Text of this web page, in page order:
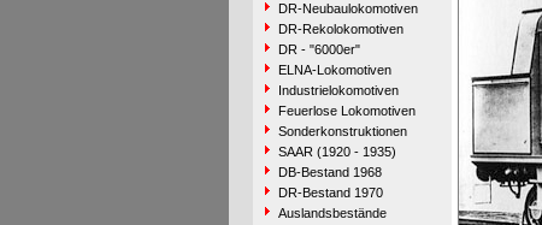
DR-Neubaulokomotiven
DR-Rekolokomotiven
DR - "6000er"
ELNA-Lokomotiven
Industrielokomotiven
Feuerlose Lokomotiven
Sonderkonstruktionen
SAAR (1920 - 1935)
DB-Bestand 1968
DR-Bestand 1970
Auslandsbestände